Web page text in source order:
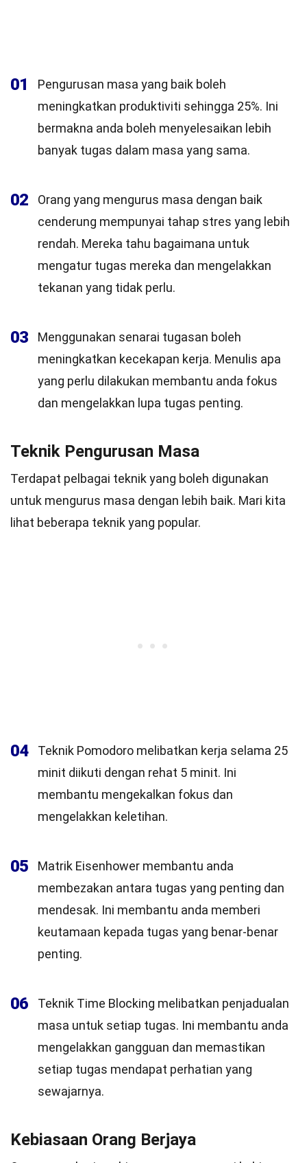
01
Pengurusan masa yang baik boleh
meningkatkan produktiviti sehingga 25%. Ini
bermakna anda boleh menyelesaikan lebih
banyak tugas dalam masa yang sama.
02
Orang yang mengurus masa dengan baik
cenderung mempunyai tahap stres yang lebih
rendah. Mereka tahu bagaimana untuk
mengatur tugas mereka dan mengelakkan
tekanan yang tidak perlu.
03
Menggunakan senarai tugasan boleh
meningkatkan kecekapan kerja. Menulis apa
yang perlu dilakukan membantu anda fokus
dan mengelakkan lupa tugas penting.
Teknik Pengurusan Masa
Terdapat pelbagai teknik yang boleh digunakan
untuk mengurus masa dengan lebih baik. Mari kita
lihat beberapa teknik yang popular.
04
Teknik Pomodoro melibatkan kerja selama 25
minit diikuti dengan rehat 5 minit. Ini
membantu mengekalkan fokus dan
mengelakkan keletihan.
05
Matrik Eisenhower membantu anda
membezakan antara tugas yang penting dan
mendesak. Ini membantu anda memberi
keutamaan kepada tugas yang benar-benar
penting.
06
Teknik Time Blocking melibatkan penjadualan
masa untuk setiap tugas. Ini membantu anda
mengelakkan gangguan dan memastikan
setiap tugas mendapat perhatian yang
sewajarnya.
Kebiasaan Orang Berjaya